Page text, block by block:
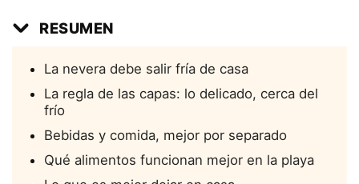
RESUMEN
La nevera debe salir fría de casa
La regla de las capas: lo delicado, cerca del
frío
Bebidas y comida, mejor por separado
Qué alimentos funcionan mejor en la playa